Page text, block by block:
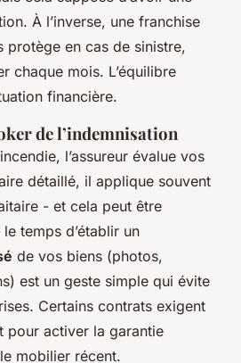
À l’inverse, une franchise
protège en cas de sinistre,
chaque mois. L’équilibre
financière.
de l’indemnisation
l’assureur évalue vos
détaillé, il applique souvent
- et cela peut être
temps d’établir un
de vos biens (photos,
est un geste simple qui évite
Certains contrats exigent
pour activer la garantie
mobilier récent.